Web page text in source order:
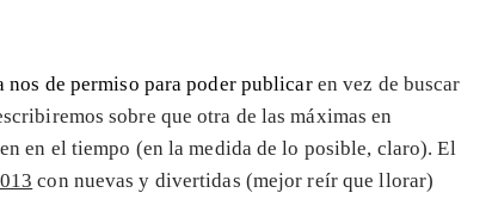
de permiso para poder publicaren vez de buscar
sobre que otra de las máximas en
en el tiempo (en la medida de lo posible, claro). El
con nuevas y divertidas (mejor reír que llorar)